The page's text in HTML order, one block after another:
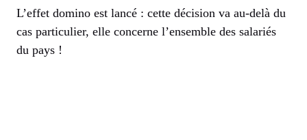
L’effet domino est lancé : cette décision va au-delà du
cas particulier, elle concerne l’ensemble des salariés
du pays !